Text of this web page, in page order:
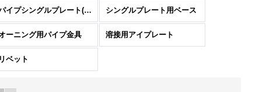
パイプシングルプレート(アウトサイド・インサート) シングルプレート用ベース
ーニング用パイプ金具 溶接用アイプレート
リベット